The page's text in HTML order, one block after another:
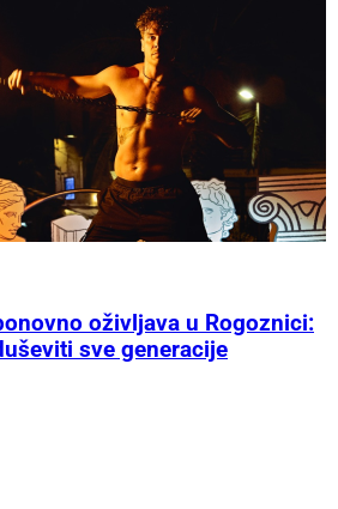
oživljava u Rogoznici:
sve generacije